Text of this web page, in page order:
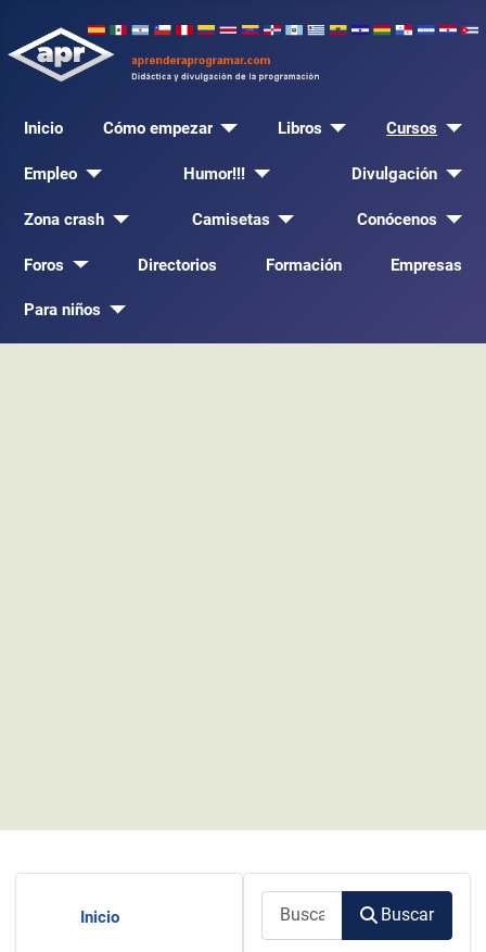
Inicio Cómo empezar Libros Cursos
Empleo Humor!!! Divulgación
Zona crash Camisetas Conócenos
Foros Directorios Formación Empresas
Para niños
Inicio Buscar